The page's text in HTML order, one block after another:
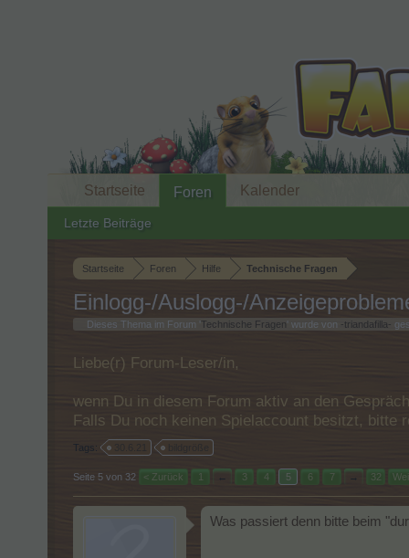
Startseite Foren Hilfe Technische Fragen
Einlogg-/Auslogg-/
Dieses Thema im Forum ' Technische Fragen ' wurde von -triandafilla-
Liebe(r) Forum-Leser/in,
wenn Du in diesem Forum aktiv an den
Falls Du noch keinen Spielaccount besitzt, bitte
Tags:
Seite 5 von 32 < Zurück 1 ← 3 4 5 6 7 → 32
Was passiert denn bitte beim
Startseite Foren
Letzte Beiträge
Kalender